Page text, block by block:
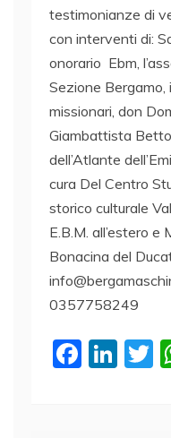
testimonianze di
con interventi di:
onorario Ebm,
Sezione
missionari, don
Giambattista
dell’Atlante
cura Del Centro
storico culturale
E.B.M. all’estero e
Bonacina del
0357758249
F
Li T